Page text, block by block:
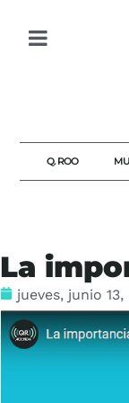
Q. ROO
La
jueves, junio 13,